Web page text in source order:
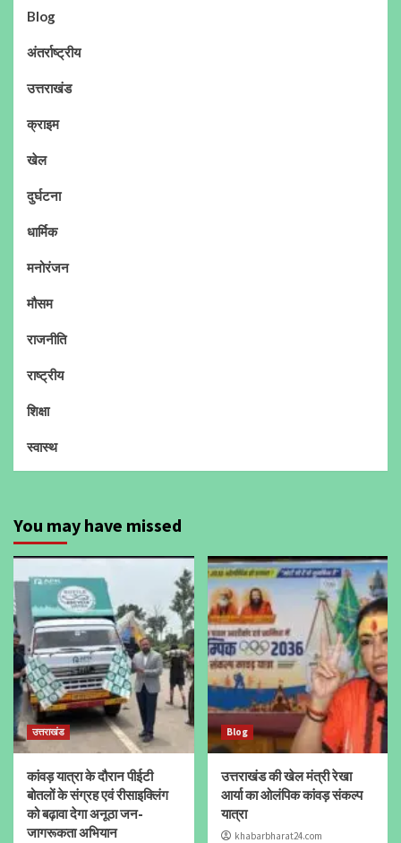
Blog
अंतर्राष्ट्रीय
उत्तराखंड
क्राइम
खेल
दुर्घटना
धार्मिक
मनोरंजन
मौसम
राजनीति
राष्ट्रीय
शिक्षा
स्वास्थ
You may have missed
उत्तराखंड
कांवड़ यात्रा के दौरान पीईटी
बोतलों के संग्रह एवं रीसाइक्लिंग
को बढ़ावा देगा अनूठा जन-
जागरूकता अभियान
Blog
उत्तराखंड की खेल मंत्री रेखा
आर्या का ओलंपिक कांवड़ संकल्प
यात्रा
khabarbharat24.com